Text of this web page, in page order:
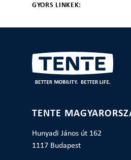
GYORS LINKEK:
TENTE
Hunyadi János út 162
1117 Budapest